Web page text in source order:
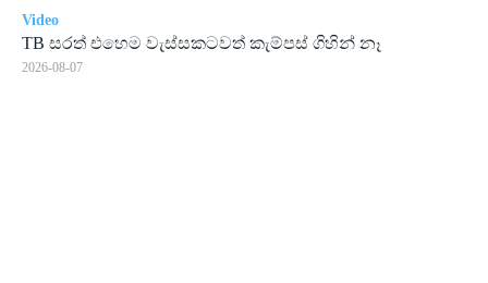
Video
TB සරත් එහෙම වැස්සකටවත් කැම්පස් ගිහින් නෑ
2026-08-07